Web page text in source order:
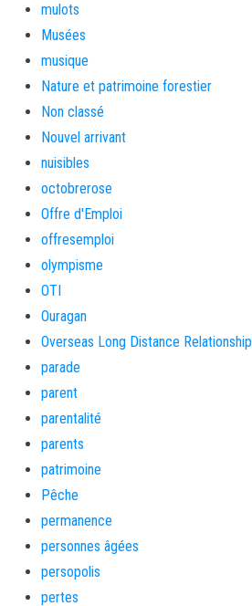
mulots
Musées
musique
Nature et patrimoine forestier
Non classé
Nouvel arrivant
nuisibles
octobrerose
Offre d'Emploi
offresemploi
olympisme
OTI
Ouragan
Overseas Long Distance Relationship
parade
parent
parentalité
parents
patrimoine
Pêche
permanence
personnes âgées
persopolis
pertes